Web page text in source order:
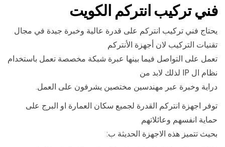
فني تركيب انتركم الكويت
يحتاج فني تركيب انتركم على قدرة عالية وخبرة جيدة في مجال
تقنيات التركيب لان أجهزة الأنتركم
تعمل على التواصل فيما بينها عبرة شبكة مخصصة تعمل باستخدام
نظام ال IP لذلك لابد من
دراية وخبرة عبر مهندسين مختصين يشرفون على العمل.
توفر اجهزة انتركم القدرة لجميع سكان العمارة او البرج على
حماية انفسهم وعائلاتهم
بحيث تتميز هذه الاجهزة الحديثة ب: